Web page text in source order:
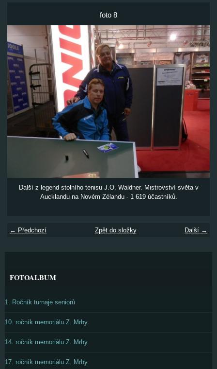
foto 8
Další z legend stolního tenisu J.O. Waldner. Mistrovství světa v
Aucklandu na Novém Zélandu - 1 619 účastníků.
← Předchozí Další →
Zpět do složky
FOTOALBUM
1. Ročník turnaje seniorů
10. ročník memoriálu Z. Mrhy
14. ročník memoriálu Z. Mrhy
17. ročník memoriálu Z. Mrhy